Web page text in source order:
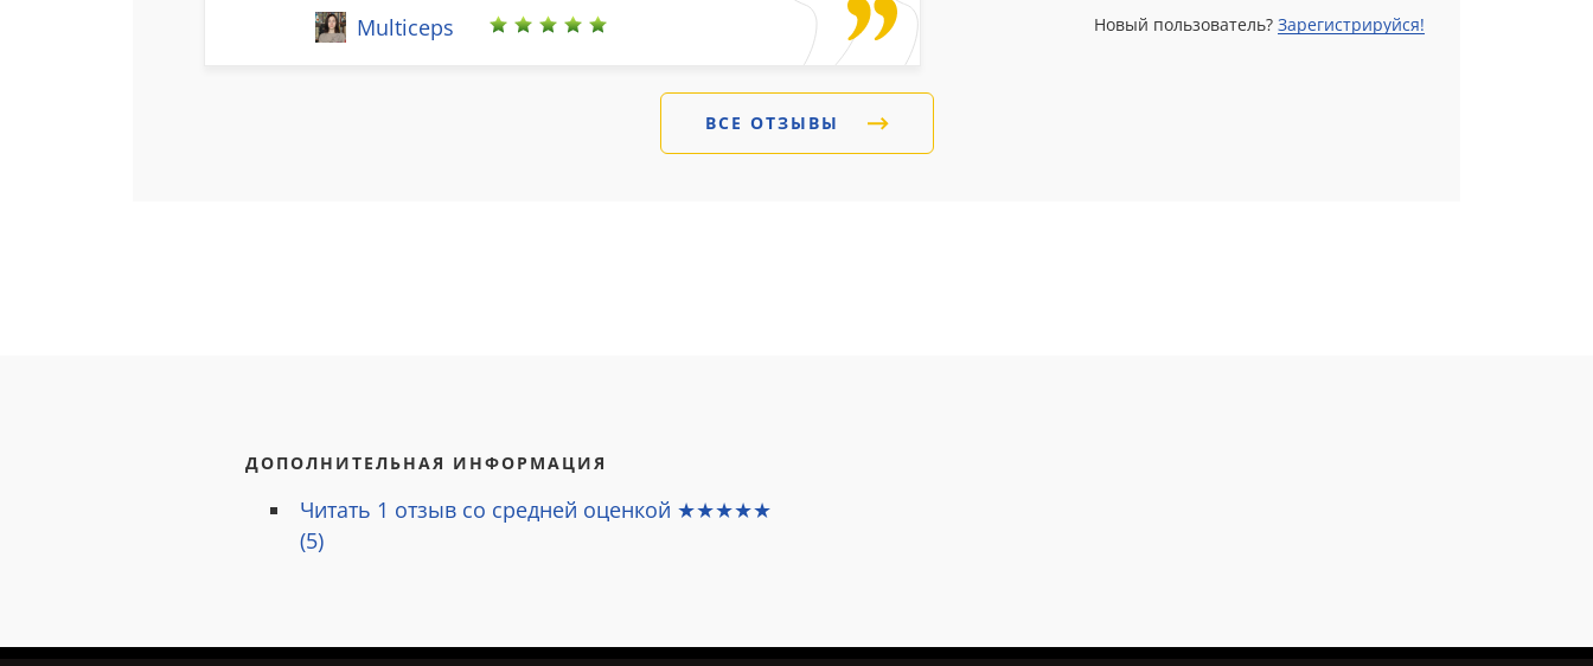
Multiceps
Новый пользователь? Зарегистрируйся!
ВСЕ ОТЗЫВЫ
ДОПОЛНИТЕЛЬНАЯ ИНФОРМАЦИЯ
Читать 1 отзыв со средней оценкой ★★★★★
(5)